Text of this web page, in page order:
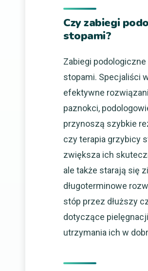
Czy zabiegi
stopami?
Zabiegi
stopami. Specjaliści
efektywne
paznokci,
przynoszą szybkie
czy terapia grzybicy
zwiększa ich
ale także starają się
długoterminowe
stóp przez dłuższy
dotyczące
utrzymania ich w